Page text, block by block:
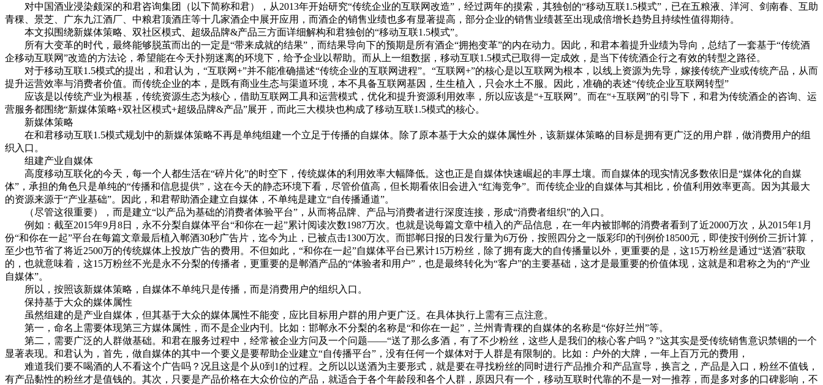
对中国酒业浸染颇深的和君咨询集团（以下简称和君），从2013年开始研究“传统企业的互联网改造”，经过两年的摸索，其独创的“移动互联1.5模式”，已在五粮液、洋河、剑南春、互助
青稞、景芝、广东九江酒厂、中粮君顶酒庄等十几家酒企中展开应用，而酒企的销售业绩也多有显著提高，部分企业的销售业绩甚至出现成倍增长趋势且持续性值得期待。
本文拟围绕新媒体策略、双社区模式、超级品牌&产品三方面详细解构和君独创的“移动互联1.5模式”。
所有大变革的时代，最终能够脱茧而出的一定是“带来成就的结果”，而结果导向下的预期是所有酒企“拥抱变革”的内在动力。因此，和君本着提升业绩为导向，总结了一套基于“传统酒
企移动互联网”改造的方法论，希望能在今天扑朔迷离的环境下，给予企业以帮助。而从上一组数据，移动互联1.5模式已取得一定成效，是当下传统酒企行之有效的转型之路径。
对于移动互联1.5模式的提出，和君认为，“互联网+”并不能准确描述“传统企业的互联网进程”。“互联网+”的核心是以互联网为根本，以线上资源为先导，嫁接传统产业或传统产品，从而
提升运营效率与消费者价值。而传统企业的本，是既有商业生态与渠道环境，本不具备互联网基因，生生植入，只会水土不服。因此，准确的表述“传统企业互联网转型”
应该是以传统产业为根基，传统资源生态为核心，借助互联网工具和运营模式，优化和提升资源利用效率，所以应该是“+互联网”。而在“+互联网”的引导下，和君为传统酒企的咨询、运
营服务都围绕“新媒体策略+双社区模式+超级品牌&产品”展开，而此三大模块也构成了移动互联1.5模式的核心。
新媒体策略
在和君移动互联1.5模式规划中的新媒体策略不再是单纯组建一个立足于传播的自媒体。除了原本基于大众的媒体属性外，该新媒体策略的目标是拥有更广泛的用户群，做消费用户的组
织入口。
组建产业自媒体
高度移动互联化的今天，每一个人都生活在“碎片化”的时空下，传统媒体的利用效率大幅降低。这也正是自媒体快速崛起的丰厚土壤。而自媒体的现实情况多数依旧是“媒体化的自媒
体”，承担的角色只是单纯的“传播和信息提供”，这在今天的静态环境下看，尽管价值高，但长期看依旧会进入“红海竞争”。而传统企业的自媒体与其相比，价值利用效率更高。因为其最大
的资源来源于“产业基础”。因此，和君帮助酒企建立自媒体，不单纯是建立“自传播通道”。
（尽管这很重要），而是建立“以产品为基础的消费者体验平台”，从而将品牌、产品与消费者进行深度连接，形成“消费者组织”的入口。
例如：截至2015年9月8日，永不分梨自媒体平台“和你在一起”累计阅读次数1987万次。也就是说每篇文章中植入的产品信息，在一年内被邯郸的消费者看到了近2000万次，从2015年1月
份“和你在一起”平台在每篇文章最后植入郸酒30秒广告片，迄今为止，已被点击1300万次。而邯郸日报的日发行量为6万份，按照四分之一版彩印的刊例价18500元，即使按刊例价三折计算，
至少也节省了将近2500万的传统媒体上投放广告的费用。不但如此，“和你在一起”自媒体平台已累计15万粉丝，除了拥有庞大的自传播量以外，更重要的是，这15万粉丝是通过“送酒”获取
的，也就意味着，这15万粉丝不光是永不分梨的传播者，更重要的是郸酒产品的“体验者和用户”，也是最终转化为“客户”的主要基础，这才是最重要的价值体现，这就是和君称之为的“产业
自媒体”。
所以，按照该新媒体策略，自媒体不单纯只是传播，而是消费用户的组织入口。
保持基于大众的媒体属性
虽然组建的是产业自媒体，但其基于大众的媒体属性不能变，应比目标用户群的用户更广泛。在具体执行上需有三点注意。
第一，命名上需要体现第三方媒体属性，而不是企业内刊。比如：邯郸永不分梨的名称是“和你在一起”，兰州青青稞的自媒体的名称是“你好兰州”等。
第二，需要广泛的人群做基础。和君在服务过程中，经常被企业方问及一个问题——“送了那么多酒，有了不少粉丝，这些人是我们的核心客户吗？”这其实是受传统销售意识禁锢的一个
显著表现。和君认为，首先，做自媒体的其中一个要义是要帮助企业建立“自传播平台”，没有任何一个媒体对于人群是有限制的。比如：户外的大牌，一年上百万元的费用，
难道我们要不喝酒的人不看这个广告吗？况且这是个从0到1的过程。之所以以送酒为主要形式，就是要在寻找粉丝的同时进行产品推介和产品宣导，换言之，产品是入口，粉丝不值钱，
有产品黏性的粉丝才是值钱的。其次，只要是产品价格在大众价位的产品，就适合于各个年龄段和各个人群，原因只有一个，移动互联时代靠的不是一对一推荐，而是多对多的口碑影响，不